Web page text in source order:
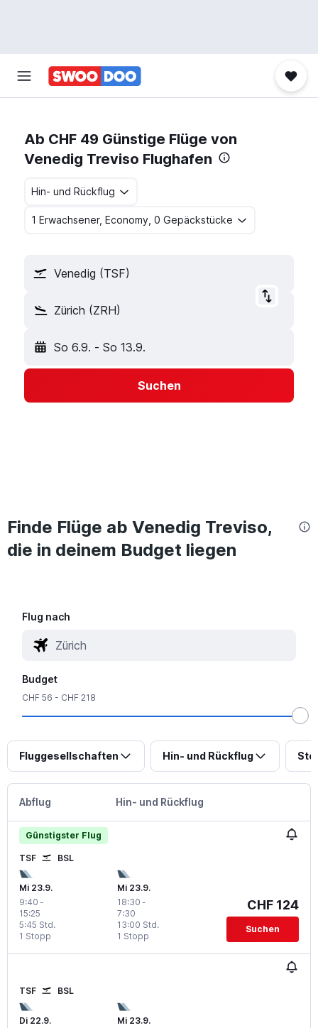
Ab CHF 49 Günstige Flüge von
Venedig Treviso Flughafen
Hin- und Rückflug
1 Erwachsener, Economy, 0 Gepäckstücke
Venedig (TSF)
Zürich (ZRH)
So 6.9. - So 13.9.
Suchen
Finde Flüge ab Venedig Treviso,
die in deinem Budget liegen
Flug nach
Budget
CHF 56 - CHF 218
Fluggesellschaften Hin- und Rückflug
Abflug Hin- und Rückflug
Günstigster Flug
TSF BSL
Mi 23.9.
9:40 -
15:25
1 Stopp
5:45 Std.
Mi 23.9.
18:30 -
7:30
1 Stopp
13:00 Std.
CHF 124
Suchen
TSF BSL
Di 22.9.
Mi 23.9.